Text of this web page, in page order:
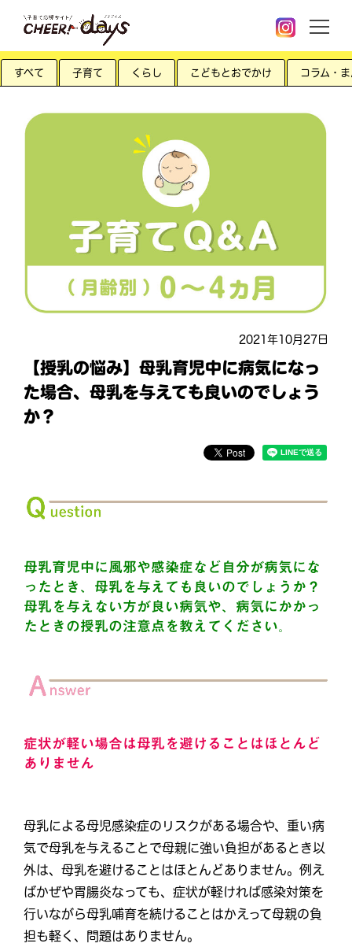
すべて 子育て くらし こどもとおでかけ コラム・
2021年10月27日
【授乳の悩み】母乳育児中に病気になっ
た場合、母乳を与えても良いのでしょう
か？
母乳育児中に風邪や感染症など自分が病気にな
ったとき、母乳を与えても良いのでしょうか？
母乳を与えない方が良い病気や、病気にかかっ
たときの授乳の注意点を教えてください。
症状が軽い場合は母乳を避けることはほとんど
ありません
母乳による母児感染症のリスクがある場合や、重い病
気で母乳を与えることで母親に強い負担があるとき以
外は、母乳を避けることはほとんどありません。例え
ばかぜや胃腸炎なっても、症状が軽ければ感染対策を
行いながら母乳哺育を続けることはかえって母親の負
担も軽く、問題はありません。